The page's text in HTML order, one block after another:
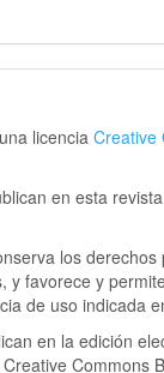
licenciaCreative
en esta
los
y favorece y
de uso indicada
en la edición
Commons